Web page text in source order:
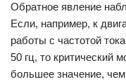
Обратное явление
Если, например, к
работы с частотой
50 гц, то критический
большее значение,